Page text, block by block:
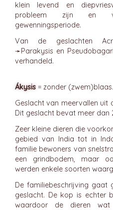
klein levend en
probleem zijn en
gewenningsperiode.
Van de geslachten
➛Parakysis en
verhandeld.
Ákysis = zonder (zwem)blaas.
Geslacht van meervallen uit
Dit geslacht bevat meer dan
Zeer kleine dieren die
gebied van India tot in
familie bewoners van
een grindbodem, maar
werden enkele soorten
De familiebeschrijving
geslacht. De kop is echter
waardoor de dieren